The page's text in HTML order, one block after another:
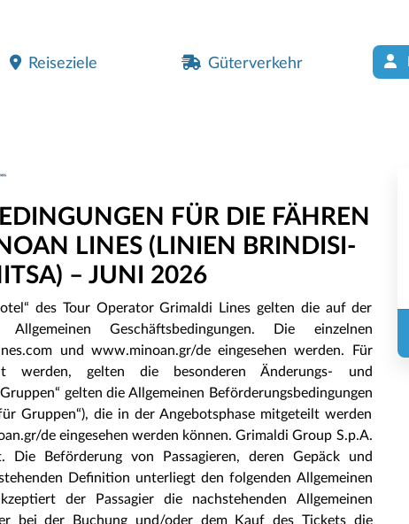
Reiseziele Güterverkehr
FÜR DIE FÄHREN
LINES (LINIEN BRINDISI-
– JUNI 2026
des Tour Operator Grimaldi Lines gelten die auf der
Geschäftsbedingungen. Die einzelnen
und www.minoan.gr/de eingesehen werden. Für
werden, gelten die besonderen Änderungs- und
gelten die Allgemeinen Beförderungsbedingungen
Gruppen“), die in der Angebotsphase mitgeteilt werden
de eingesehen werden können. Grimaldi Group S.p.A.
Beförderung von Passagieren, deren Gepäck und
Definition unterliegt den folgenden Allgemeinen
der Passagier die nachstehenden Allgemeinen
bei der Buchung und/oder dem Kauf des Tickets die